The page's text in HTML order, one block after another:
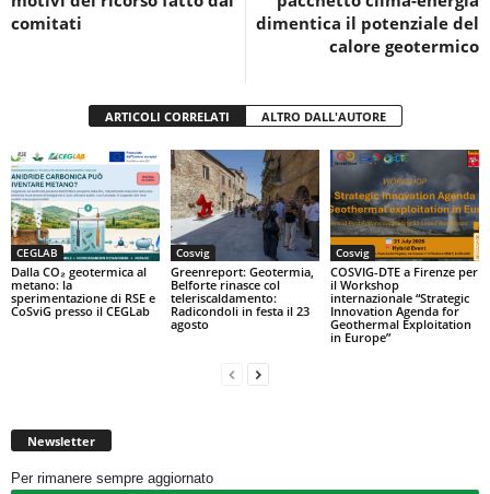
comitati
dimentica il potenziale del
calore geotermico
ARTICOLI CORRELATI ALTRO DALL'AUTORE
CEGLAB
Dalla CO₂ geotermica al
metano: la
sperimentazione di RSE e
CoSviG presso il CEGLab
Cosvig
Greenreport: Geotermia,
Belforte rinasce col
teleriscaldamento:
Radicondoli in festa il 23
agosto
Cosvig
COSVIG-DTE a Firenze per
il Workshop
internazionale “Strategic
Innovation Agenda for
Geothermal Exploitation
in Europe”
Newsletter
Per rimanere sempre aggiornato